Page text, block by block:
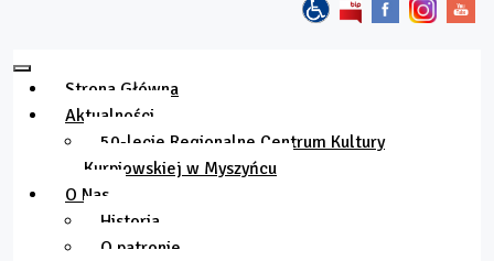
Strona Główna
Aktualności
50-lecie Regionalne Centrum Kultury
Kurpiowskiej w Myszyńcu
O Nas
Historia
O patronie